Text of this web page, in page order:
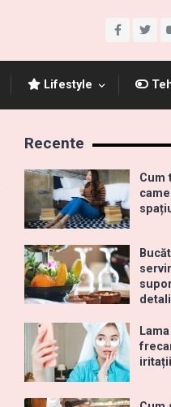
Lifestyle
Recente
Cum
iritații